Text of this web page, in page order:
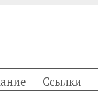
Ссылки